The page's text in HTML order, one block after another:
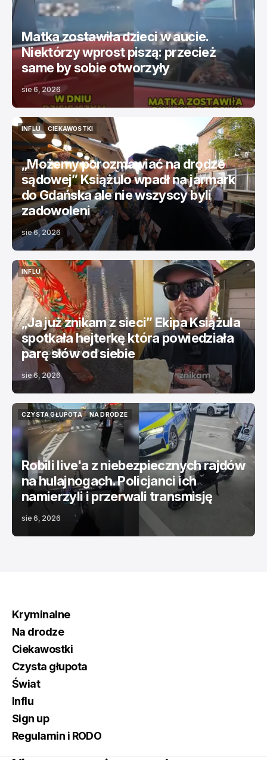
Matka zostawiła dzieci w aucie.
Niektórzy wprost piszą: przecież
same by sobie otworzyły
sie 6, 2026
INFLU
INFLU
CIEKAWOSTKI
CIEKAWOSTKI
„Możemy porozmawiać na drodze
sądowej” Książulo wpadł na jarmark
do Gdańska ale nie wszyscy byli
zadowoleni
sie 6, 2026
INFLU
INFLU
„Ja już znikam z sieci” Ekipa Książula
spotkała hejterkę która powiedziała
parę słów od siebie
sie 6, 2026
CZYSTA GŁUPOTA
CZYSTA GŁUPOTA
NA DRODZE
NA DRODZE
Robili live'a z niebezpiecznych rajdów
na hulajnogach. Policjanci ich
namierzyli i przerwali transmisję
sie 6, 2026
Kryminalne
Na drodze
Ciekawostki
Czysta głupota
Świat
Influ
Sign up
Regulamin i RODO